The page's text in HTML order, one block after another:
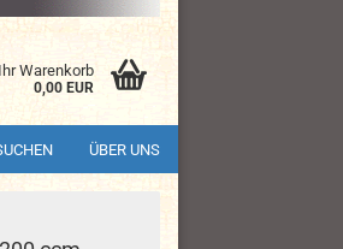
Ihr Warenkorb
0,00 EUR
ÜBER UNS